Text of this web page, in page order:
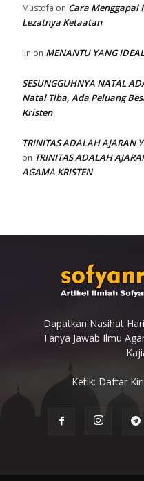
Mustofa on Cara Menggapai
Lezatnya Ketaatan
Iin on MENANTU YANG IDEAL
SESUNGGUHNYA NATAL
Natal Tiba, Ada Peluang
Kristen
TRINITAS ADALAH AJARAN
on TRINITAS ADALAH
AGAMA KRISTEN
Dapatkan Nasihat
Tanya Jawab Ilmu
Ketik: Daftar